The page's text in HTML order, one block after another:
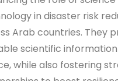
in disaster risk
Arab countries. They
scientific
while also fostering